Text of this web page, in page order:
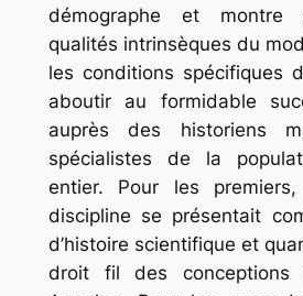
démographe et montre
qualités intrinsèques du
les conditions spécifiques
aboutir au formidable
auprès des historiens
spécialistes de la
entier. Pour les
discipline se présentait
d’histoire scientifique et
droit fil des conceptions